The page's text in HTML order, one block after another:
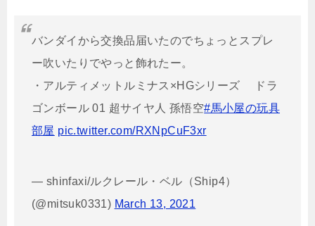
バンダイから交換品届いたのでちょっとスプレ
ー吹いたりでやっと飾れたー。
・アルティメットルミナス×HGシリーズ ドラ
ゴンボール 01 超サイヤ人 孫悟空#馬小屋の玩具
部屋 pic.twitter.com/RXNpCuF3xr
— shinfaxi/ルクレール・ベル（Ship4）
(@mitsuk0331) March 13, 2021